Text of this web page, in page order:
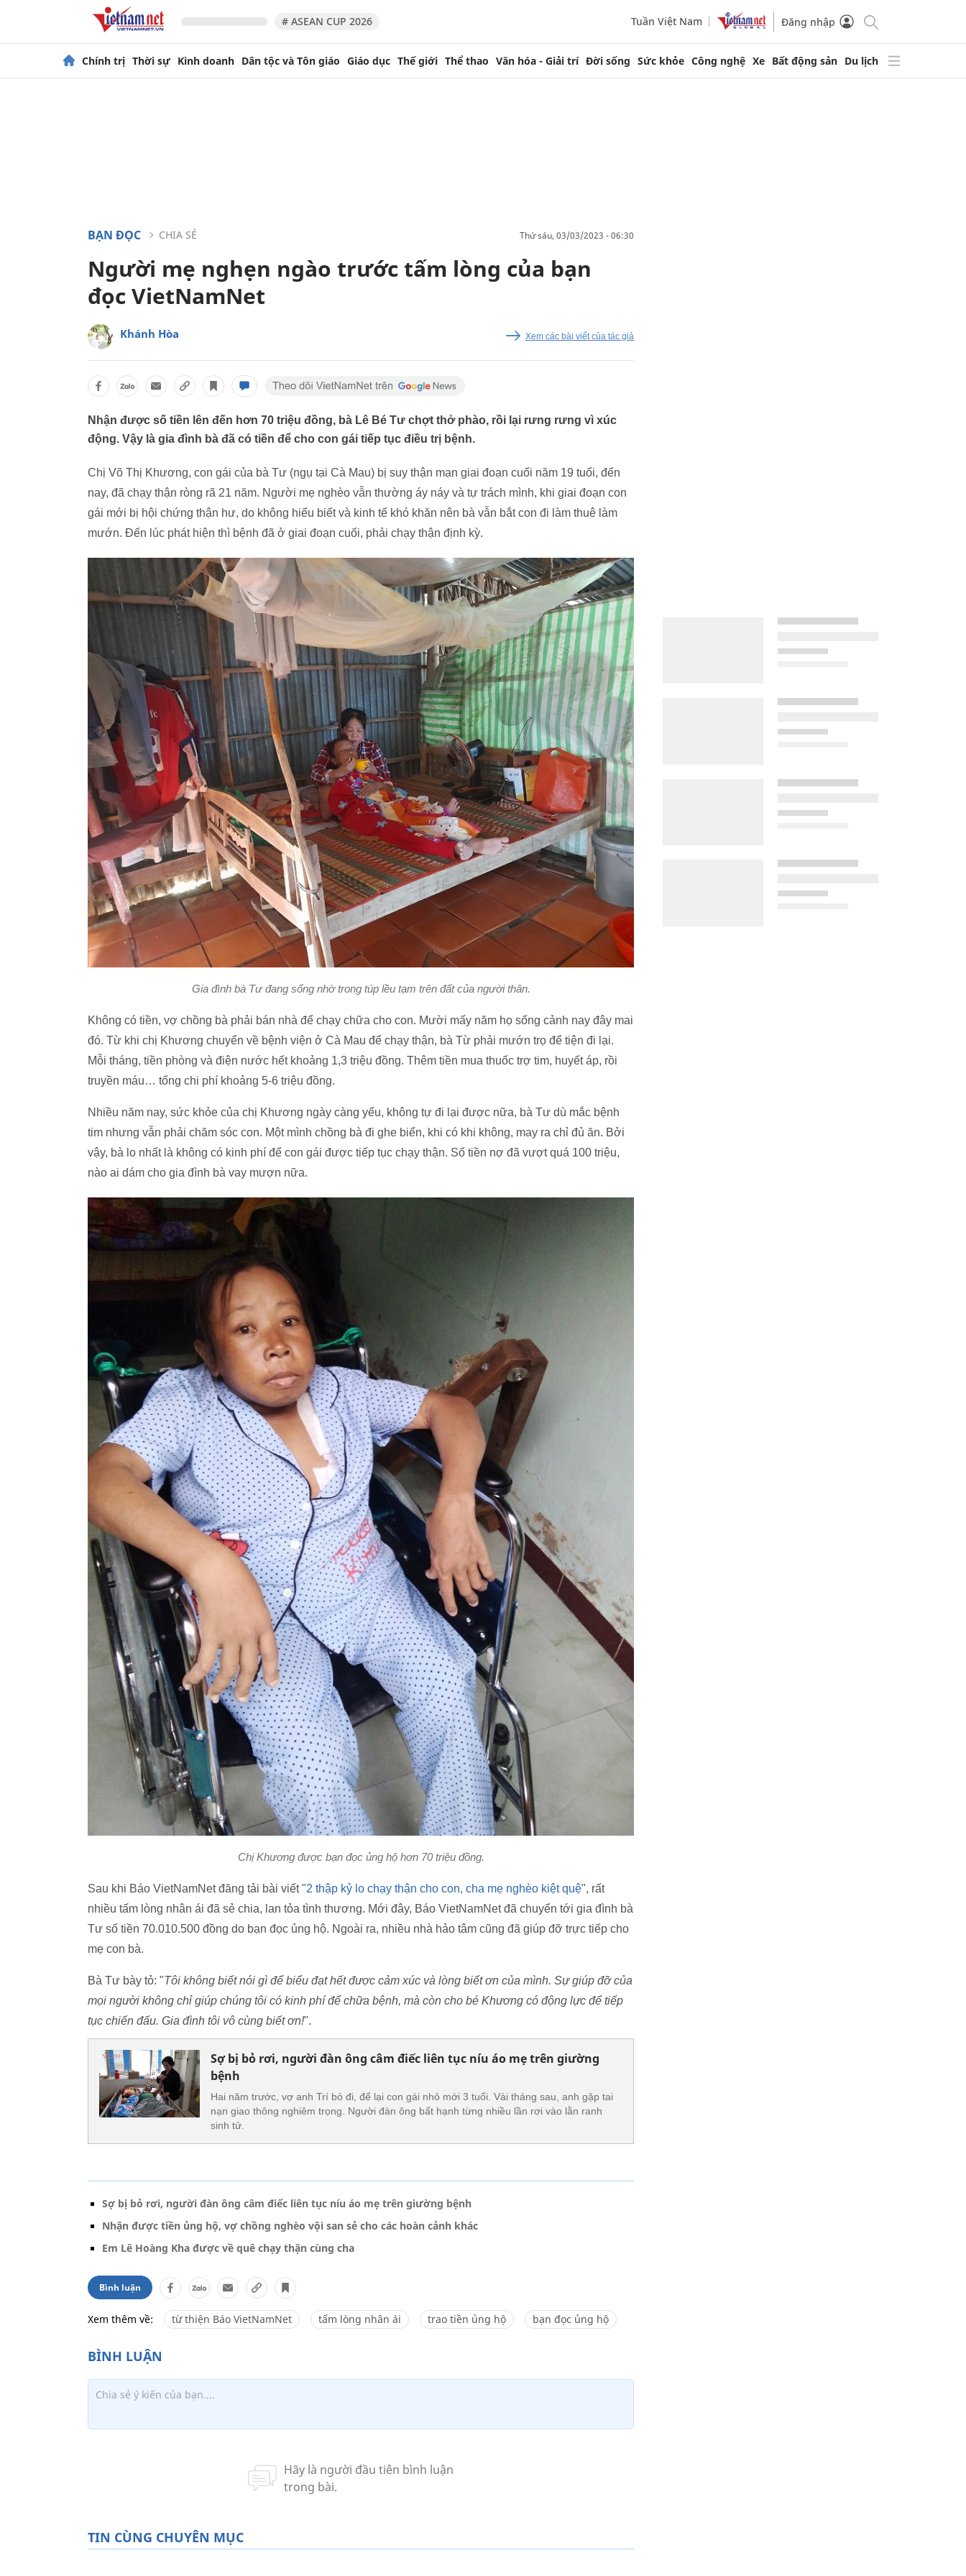
# ASEAN CUP 2026 Tuần Việt Nam Đăng nhập
Chính trị Thời sự Kinh doanh Dân tộc và Tôn giáo Giáo dục Thế giới Thể thao Văn hóa - Giải trí Đời sống Sức khỏe Công nghệ Xe Bất động sản Du lịch
BẠN ĐỌC CHIA SẺ thứ sáu, 03/03/2023 - 06:30
Người mẹ nghẹn ngào trước tấm lòng của bạn
đọc VietNamNet
Khánh Hòa Xem các bài viết của tác giả
Nhận được số tiền lên đến hơn 70 triệu đồng, bà Lê Bé Tư chợt thở phào, rồi lại rưng rưng vì xúc
động. Vậy là gia đình bà đã có tiền để cho con gái tiếp tục điều trị bệnh.
Chị Võ Thị Khương, con gái của bà Tư (ngụ tại Cà Mau) bị suy thận mạn giai đoạn cuối năm 19 tuổi, đến
nay, đã chạy thận ròng rã 21 năm. Người mẹ nghèo vẫn thường áy náy và tự trách mình, khi giai đoạn con
gái mới bị hội chứng thận hư, do không hiểu biết và kinh tế khó khăn nên bà vẫn bắt con đi làm thuê làm
mướn. Đến lúc phát hiện thì bệnh đã ở giai đoạn cuối, phải chạy thận định kỳ.
Gia đình bà Tư đang sống nhờ trong túp lều tạm trên đất của người thân.
Không có tiền, vợ chồng bà phải bán nhà để chạy chữa cho con. Mười mấy năm họ sống cảnh nay đây mai
đó. Từ khi chị Khương chuyển về bệnh viện ở Cà Mau để chạy thận, bà Từ phải mướn trọ để tiện đi lại.
Mỗi tháng, tiền phòng và điện nước hết khoảng 1,3 triệu đồng. Thêm tiền mua thuốc trợ tim, huyết áp, rồi
truyền máu… tổng chi phí khoảng 5-6 triệu đồng.
Nhiều năm nay, sức khỏe của chị Khương ngày càng yếu, không tự đi lại được nữa, bà Tư dù mắc bệnh
tim nhưng vẫn phải chăm sóc con. Một mình chồng bà đi ghe biển, khi có khi không, may ra chỉ đủ ăn. Bởi
vậy, bà lo nhất là không có kinh phí để con gái được tiếp tục chạy thận. Số tiền nợ đã vượt quá 100 triệu,
nào ai dám cho gia đình bà vay mượn nữa.
Chị Khương được bạn đọc ủng hộ hơn 70 triệu đồng.
Sau khi Báo VietNamNet đăng tải bài viết "2 thập kỷ lo chạy thận cho con, cha mẹ nghèo kiệt quệ", rất
nhiều tấm lòng nhân ái đã sẻ chia, lan tỏa tình thương. Mới đây, Báo VietNamNet đã chuyển tới gia đình bà
Tư số tiền 70.010.500 đồng do bạn đọc ủng hộ. Ngoài ra, nhiều nhà hảo tâm cũng đã giúp đỡ trực tiếp cho
mẹ con bà.
Bà Tư bày tỏ: "Tôi không biết nói gì để biểu đạt hết được cảm xúc và lòng biết ơn của mình. Sự giúp đỡ của
mọi người không chỉ giúp chúng tôi có kinh phí để chữa bệnh, mà còn cho bé Khương có động lực để tiếp
tục chiến đấu. Gia đình tôi vô cùng biết ơn!".
Sợ bị bỏ rơi, người đàn ông câm điếc liên tục níu áo mẹ trên giường
bệnh
Hai năm trước, vợ anh Trí bỏ đi, để lại con gái nhỏ mới 3 tuổi. Vài tháng sau, anh gặp tai
nạn giao thông nghiêm trọng. Người đàn ông bất hạnh từng nhiều lần rơi vào lằn ranh
sinh tử.
Sợ bị bỏ rơi, người đàn ông câm điếc liên tục níu áo mẹ trên giường bệnh
Nhận được tiền ủng hộ, vợ chồng nghèo vội san sẻ cho các hoàn cảnh khác
Em Lê Hoàng Kha được về quê chạy thận cùng cha
Bình luận
Xem thêm về: từ thiện Báo VietNamNet tấm lòng nhân ái trao tiền ủng hộ bạn đọc ủng hộ
TIN CÙNG CHUYÊN MỤC